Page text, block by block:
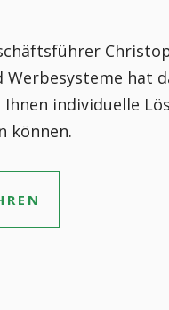
hat
individuelle
können.